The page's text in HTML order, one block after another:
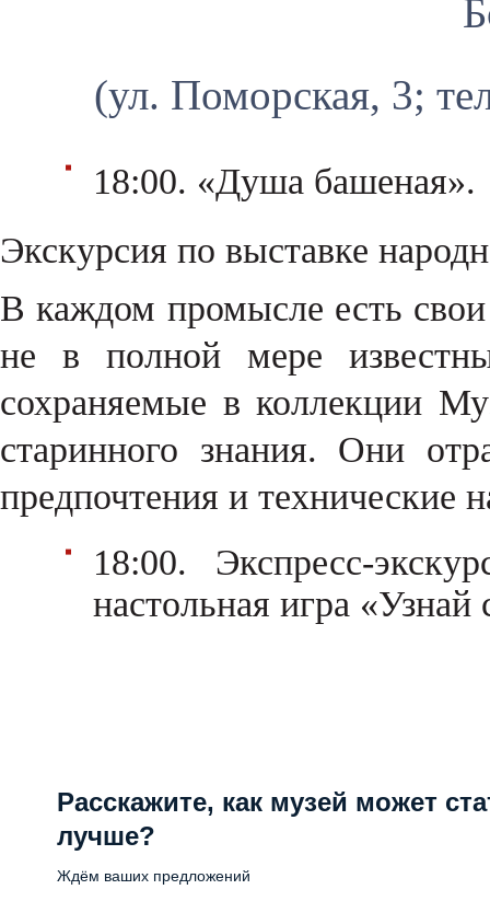
(ул. Поморская, 3;
18:00. «Душа башеная».
Экскурсия по выставке
В каждом промысле есть
не в полной мере
сохраняемые в коллекции
старинного знания. Они
предпочтения и технические
18:00. Экспресс-
настольная игра
Расскажите, как музей может
лучше?
Ждём ваших предложений